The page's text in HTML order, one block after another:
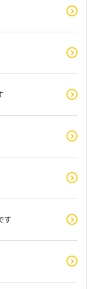
す